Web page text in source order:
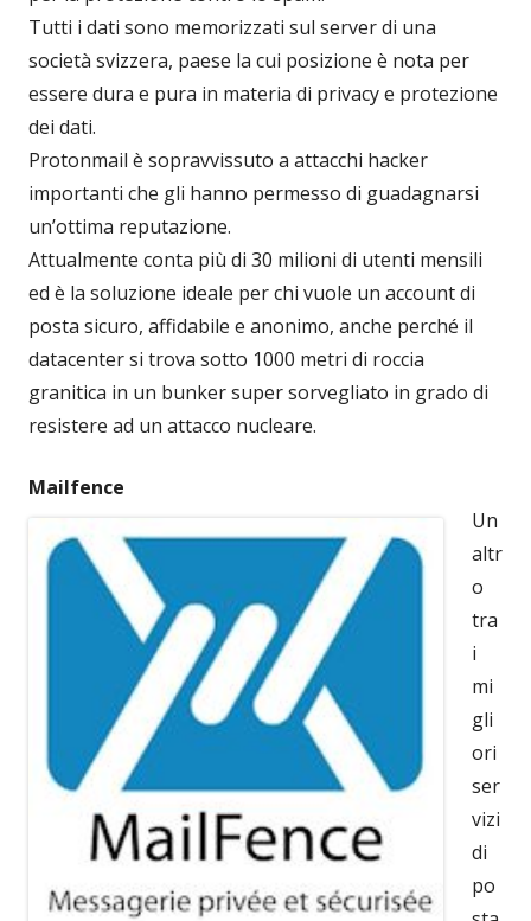
Tutti i dati sono memorizzati sul server di una
società svizzera, paese la cui posizione è nota per
essere dura e pura in materia di privacy e protezione
dei dati.
Protonmail è sopravvissuto a attacchi hacker
importanti che gli hanno permesso di guadagnarsi
un’ottima reputazione.
Attualmente conta più di 30 milioni di utenti mensili
ed è la soluzione ideale per chi vuole un account di
posta sicuro, affidabile e anonimo, anche perché il
datacenter si trova sotto 1000 metri di roccia
granitica in un bunker super sorvegliato in grado di
resistere ad un attacco nucleare.
Mailfence
Un
altr
o
tra
i
mi
gli
ori
ser
vizi
di
po